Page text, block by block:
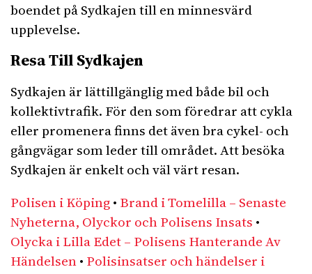
boendet på Sydkajen till en minnesvärd
upplevelse.
Resa Till Sydkajen
Sydkajen är lättillgänglig med både bil och
kollektivtrafik. För den som föredrar att cykla
eller promenera finns det även bra cykel- och
gångvägar som leder till området. Att besöka
Sydkajen är enkelt och väl värt resan.
Polisen i Köping• Brand i Tomelilla – Senaste
Nyheterna, Olyckor och Polisens Insats •
Olycka i Lilla Edet – Polisens Hanterande Av
Händelsen• Polisinsatser och händelser i